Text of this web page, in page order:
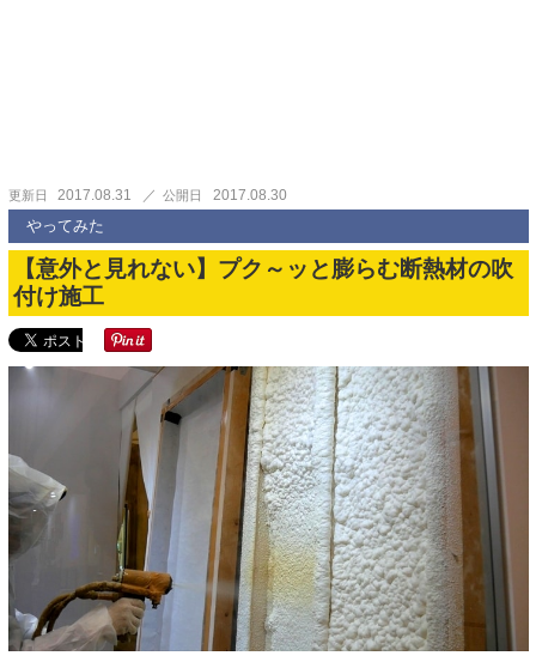
更新日 2017.08.31 公開日 2017.08.30
やってみた
【意外と見れない】プク～ッと膨らむ断熱材の吹
付け施工